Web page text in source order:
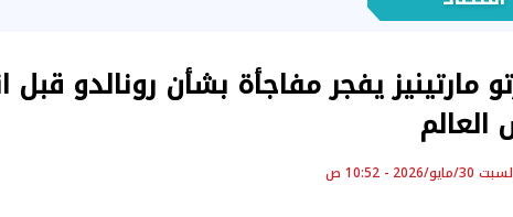
مارتينيز يفجر مفاجأة بشأن رونالدو قبل
30/مايو/2026 - 10:52 ص